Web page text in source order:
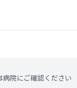
病院にご確認ください